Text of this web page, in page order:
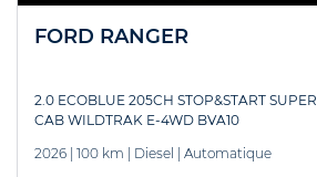
FORD RANGER
2.0 ECOBLUE 205CH STOP&START SUPER
CAB WILDTRAK E-4WD BVA10
2026 | 100 km | Diesel | Automatique